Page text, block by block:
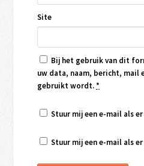
Site
Bij het gebruik van dit
uw data, naam, bericht, mail
gebruikt wordt.*
Stuur mij een e-mail als
Stuur mij een e-mail als